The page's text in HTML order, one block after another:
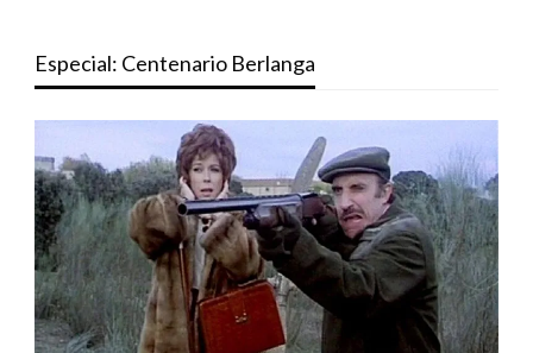
Especial: Centenario Berlanga